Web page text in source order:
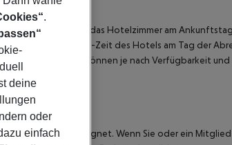
Uhr morgens steht das Hotelzimmer am
Check-Out-Zeit des Hotels am Tag der
Spät-Check-Out können je nach Verfügbarkeit
Mobilität geeignet. Wenn Sie oder ein
.
deine
oder
einfach